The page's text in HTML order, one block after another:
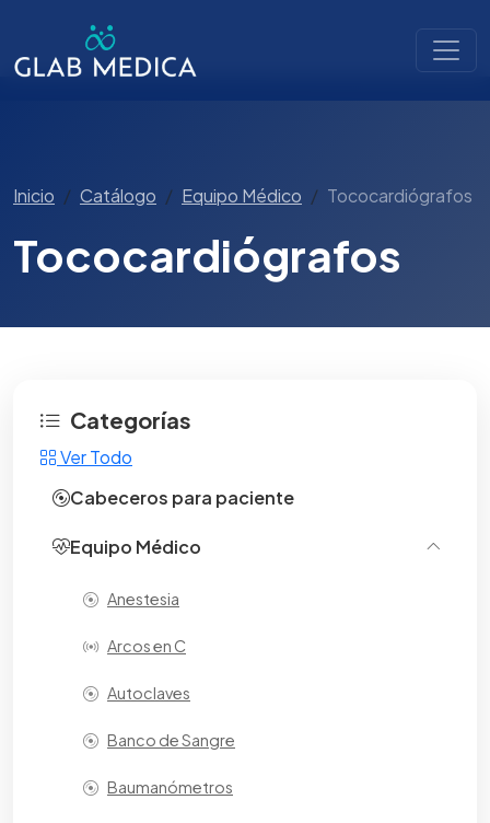
Inicio Catálogo Equipo Médico Tococardiógrafos
Tococardiógrafos
Categorías
Ver Todo
Cabeceros para paciente
Equipo Médico
Anestesia
Arcos en C
Autoclaves
Banco de Sangre
Baumanómetros